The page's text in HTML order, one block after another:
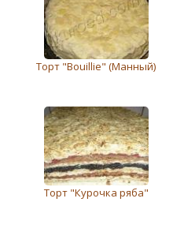
Торт "Вouillie" (Манный)
Торт "Курочка ряба"